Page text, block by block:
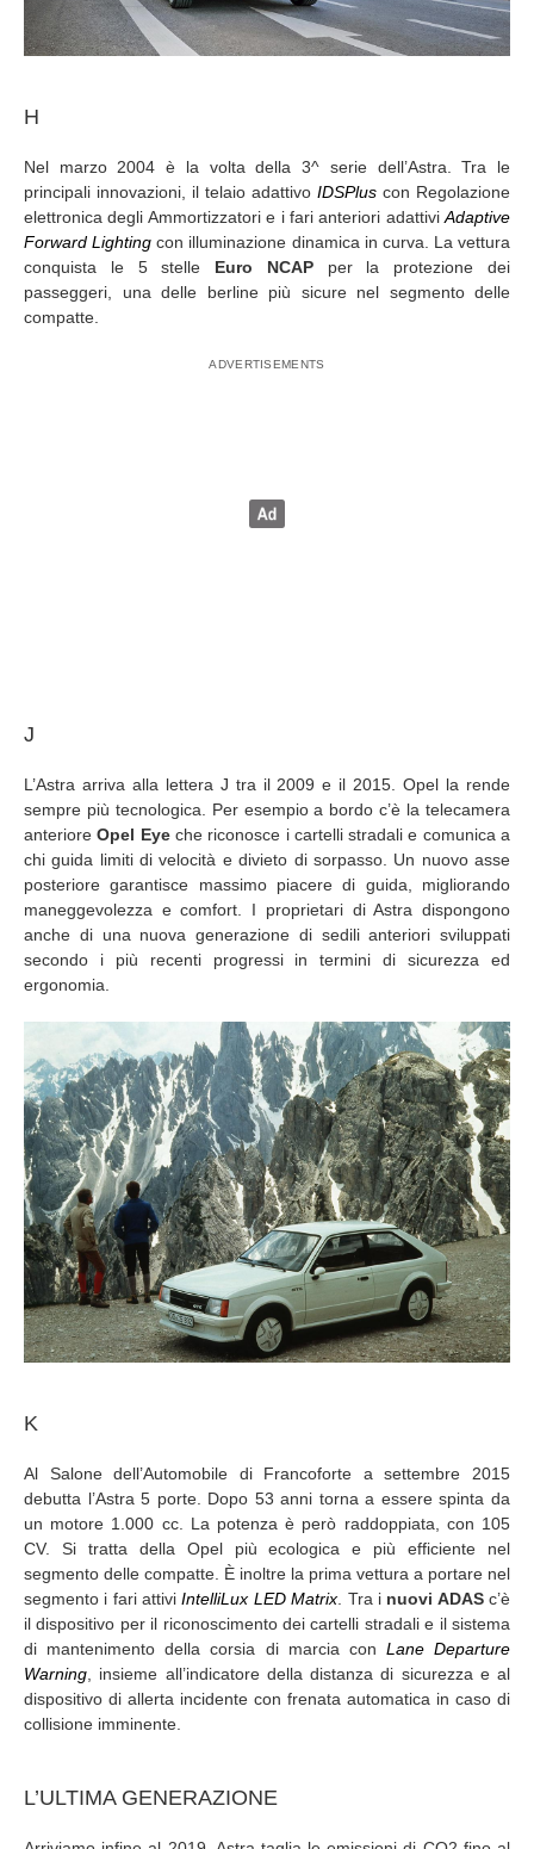
H
Nel marzo 2004 è la volta della 3^ serie dell’Astra. Tra le
principali innovazioni, il telaio adattivo IDSPlus con Regolazione
elettronica degli Ammortizzatori e i fari anteriori adattivi Adaptive
Forward Lighting con illuminazione dinamica in curva. La vettura
conquista le 5 stelle Euro NCAPper la protezione dei
passeggeri, una delle berline più sicure nel segmento delle
compatte.
J
L’Astra arriva alla lettera J tra il 2009 e il 2015. Opel la rende
sempre più tecnologica. Per esempio a bordo c’è la telecamera
anterioreOpel Eyeche riconosce i cartelli stradali e comunica a
chi guida limiti di velocità e divieto di sorpasso. Un nuovo asse
posteriore garantisce massimo piacere di guida, migliorando
maneggevolezza e comfort. I proprietari di Astra dispongono
anche di una nuova generazione di sedili anteriori sviluppati
secondo i più recenti progressi in termini di sicurezza ed
ergonomia.
K
Al Salone dell’Automobile di Francoforte a settembre 2015
debutta l’Astra 5 porte. Dopo 53 anni torna a essere spinta da
un motore 1.000 cc. La potenza è però raddoppiata, con 105
CV. Si tratta della Opel più ecologica e più efficiente nel
segmento delle compatte. È inoltre la prima vettura a portare nel
segmento i fari attiviIntelliLux LED Matrix . Tra inuovi ADASc’è
il dispositivo per il riconoscimento dei cartelli stradali e il sistema
di mantenimento della corsia di marcia con Lane Departure
Warning , insieme all’indicatore della distanza di sicurezza e al
dispositivo di allerta incidente con frenata automatica in caso di
collisione imminente.
L’ULTIMA GENERAZIONE